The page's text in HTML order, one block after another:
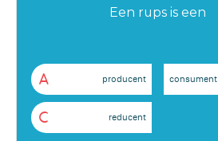
Een rups is een
A producent consument
C reducent